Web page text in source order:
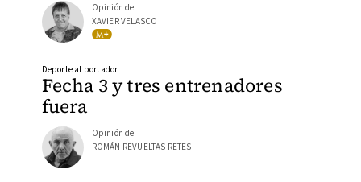
Opinión de
XAVIER VELASCO
Fecha 3 y tres entrenadores
fuera
Deporte al portador
Opinión de
ROMÁN REVUELTAS RETES